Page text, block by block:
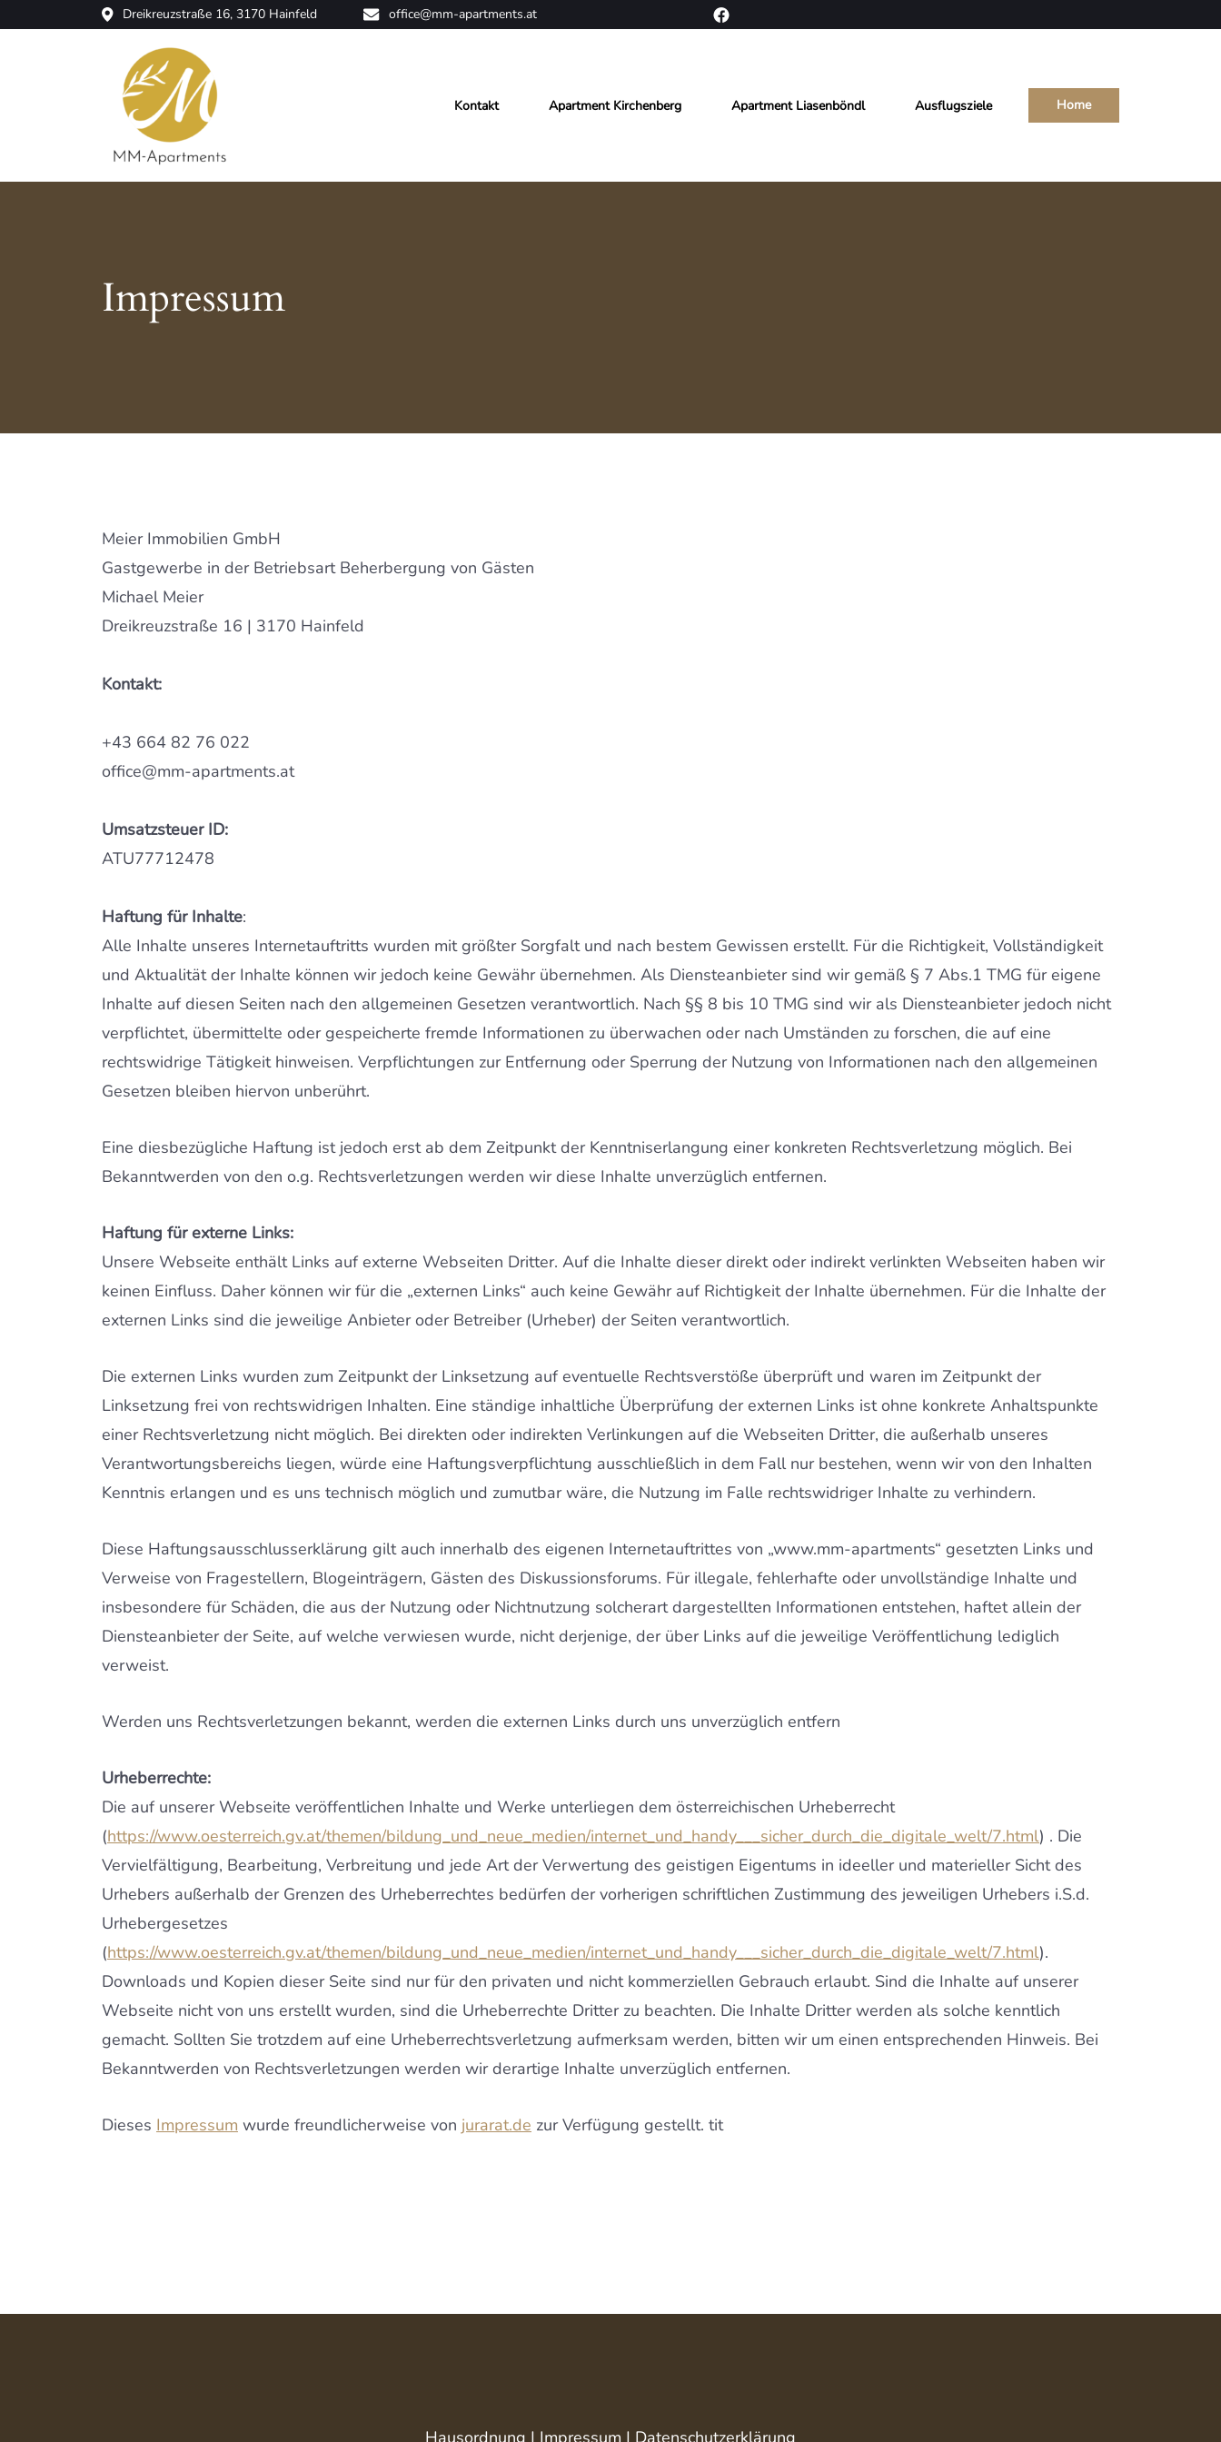
Dreikreuzstraße 16, 3170 Hainfeld office@mm-apartments.at
das Haus voller Wohlfühlen
Kontakt Apartment Kirchenberg Apartment Liasenböndl Ausflugsziele Home
Impressum
Meier Immobilien GmbH
Gastgewerbe in der Betriebsart Beherbergung von Gästen
Michael Meier
Dreikreuzstraße 16 | 3170 Hainfeld
Kontakt:
+43 664 82 76 022
office@mm-apartments.at
Umsatzsteuer ID:
ATU77712478
Haftung für Inhalte:
Alle Inhalte unseres Internetauftritts wurden mit größter Sorgfalt und nach bestem Gewissen erstellt. Für die Richtigkeit, Vollständigkeit
und Aktualität der Inhalte können wir jedoch keine Gewähr übernehmen. Als Diensteanbieter sind wir gemäß § 7 Abs.1 TMG für eigene
Inhalte auf diesen Seiten nach den allgemeinen Gesetzen verantwortlich. Nach §§ 8 bis 10 TMG sind wir als Diensteanbieter jedoch nicht
verpflichtet, übermittelte oder gespeicherte fremde Informationen zu überwachen oder nach Umständen zu forschen, die auf eine
rechtswidrige Tätigkeit hinweisen. Verpflichtungen zur Entfernung oder Sperrung der Nutzung von Informationen nach den allgemeinen
Gesetzen bleiben hiervon unberührt.
Eine diesbezügliche Haftung ist jedoch erst ab dem Zeitpunkt der Kenntniserlangung einer konkreten Rechtsverletzung möglich. Bei
Bekanntwerden von den o.g. Rechtsverletzungen werden wir diese Inhalte unverzüglich entfernen.
Haftung für externe Links:
Unsere Webseite enthält Links auf externe Webseiten Dritter. Auf die Inhalte dieser direkt oder indirekt verlinkten Webseiten haben wir
keinen Einfluss. Daher können wir für die „externen Links“ auch keine Gewähr auf Richtigkeit der Inhalte übernehmen. Für die Inhalte der
externen Links sind die jeweilige Anbieter oder Betreiber (Urheber) der Seiten verantwortlich.
Die externen Links wurden zum Zeitpunkt der Linksetzung auf eventuelle Rechtsverstöße überprüft und waren im Zeitpunkt der
Linksetzung frei von rechtswidrigen Inhalten. Eine ständige inhaltliche Überprüfung der externen Links ist ohne konkrete Anhaltspunkte
einer Rechtsverletzung nicht möglich. Bei direkten oder indirekten Verlinkungen auf die Webseiten Dritter, die außerhalb unseres
Verantwortungsbereichs liegen, würde eine Haftungsverpflichtung ausschließlich in dem Fall nur bestehen, wenn wir von den Inhalten
Kenntnis erlangen und es uns technisch möglich und zumutbar wäre, die Nutzung im Falle rechtswidriger Inhalte zu verhindern.
Diese Haftungsausschlusserklärung gilt auch innerhalb des eigenen Internetauftrittes von „www.mm-apartments“ gesetzten Links und
Verweise von Fragestellern, Blogeinträgern, Gästen des Diskussionsforums. Für illegale, fehlerhafte oder unvollständige Inhalte und
insbesondere für Schäden, die aus der Nutzung oder Nichtnutzung solcherart dargestellten Informationen entstehen, haftet allein der
Diensteanbieter der Seite, auf welche verwiesen wurde, nicht derjenige, der über Links auf die jeweilige Veröffentlichung lediglich
verweist.
Werden uns Rechtsverletzungen bekannt, werden die externen Links durch uns unverzüglich entfern
Urheberrechte:
Die auf unserer Webseite veröffentlichen Inhalte und Werke unterliegen dem österreichischen Urheberrecht
(https://www.oesterreich.gv.at/themen/bildung_und_neue_medien/internet_und_handy___sicher_durch_die_digitale_welt/7.html) . Die
Vervielfältigung, Bearbeitung, Verbreitung und jede Art der Verwertung des geistigen Eigentums in ideeller und materieller Sicht des
Urhebers außerhalb der Grenzen des Urheberrechtes bedürfen der vorherigen schriftlichen Zustimmung des jeweiligen Urhebers i.S.d.
Urhebergesetzes
(https://www.oesterreich.gv.at/themen/bildung_und_neue_medien/internet_und_handy___sicher_durch_die_digitale_welt/7.html).
Downloads und Kopien dieser Seite sind nur für den privaten und nicht kommerziellen Gebrauch erlaubt. Sind die Inhalte auf unserer
Webseite nicht von uns erstellt wurden, sind die Urheberrechte Dritter zu beachten. Die Inhalte Dritter werden als solche kenntlich
gemacht. Sollten Sie trotzdem auf eine Urheberrechtsverletzung aufmerksam werden, bitten wir um einen entsprechenden Hinweis. Bei
Bekanntwerden von Rechtsverletzungen werden wir derartige Inhalte unverzüglich entfernen.
Dieses Impressum wurde freundlicherweise von jurarat.de zur Verfügung gestellt. tit
Hausordnung | Impressum | Datenschutzerklärung